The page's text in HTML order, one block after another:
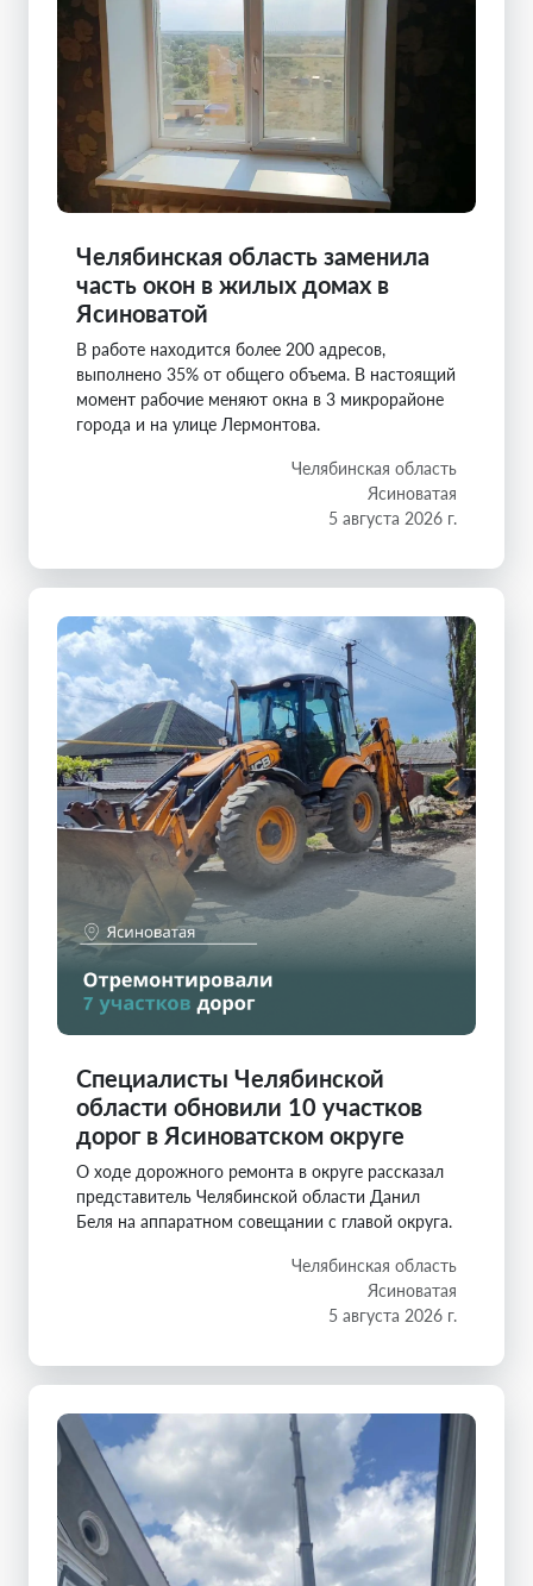
Челябинская область заменила
часть окон в жилых домах в
Ясиноватой
В работе находится более 200 адресов,
выполнено 35% от общего объема. В настоящий
момент рабочие меняют окна в 3 микрорайоне
города и на улице Лермонтова.
Челябинская область
Ясиноватая
5 августа 2026 г.
Специалисты Челябинской
области обновили 10 участков
дорог в Ясиноватском округе
О ходе дорожного ремонта в округе рассказал
представитель Челябинской области Данил
Беля на аппаратном совещании с главой округа.
Челябинская область
Ясиноватая
5 августа 2026 г.